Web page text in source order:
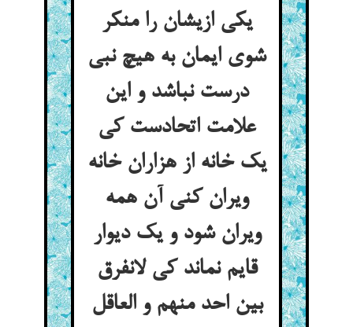
یکی ازیشان را منکر
شوی ایمان به هیچ نبی
درست نباشد و این
علامت اتحادست کی
یک خانه از هزاران خانه
ویران کنی آن همه
ویران شود و یک دیوار
قایم نماند کی لانفرق
بین احد منهم و العاقل